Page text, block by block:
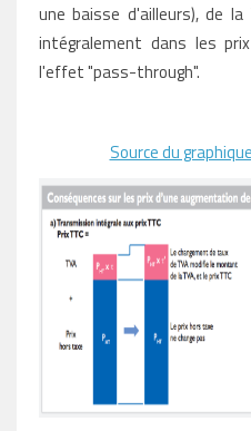
une baisse d'ailleurs), de
intégralement dans les
l'effet "pass-through".
Source du